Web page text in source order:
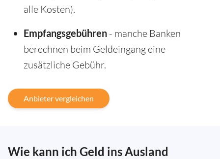
alle Kosten).
Empfangsgebühren - manche Banken
berechnen beim Geldeingang eine
zusätzliche Gebühr.
Anbieter vergleichen
Wie kann ich Geld ins Ausland